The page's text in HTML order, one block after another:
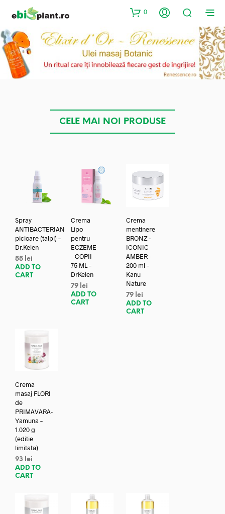
0
CELE MAI NOI PRODUSE
Spray
ANTIBACTERIAN
picioare (talpi) –
Dr.Kelen
55 lei
ADD TO
CART
Crema
Lipo
pentru
ECZEME
– COPII –
75 ML –
DrKelen
79 lei
ADD TO
CART
Crema
mentinere
BRONZ –
ICONIC
AMBER –
200 ml –
Kanu
Nature
79 lei
ADD TO
CART
Crema
masaj FLORI
de
PRIMAVARA-
Yamuna –
1.020 g
(editie
limitata)
93
lei
ADD TO
CART